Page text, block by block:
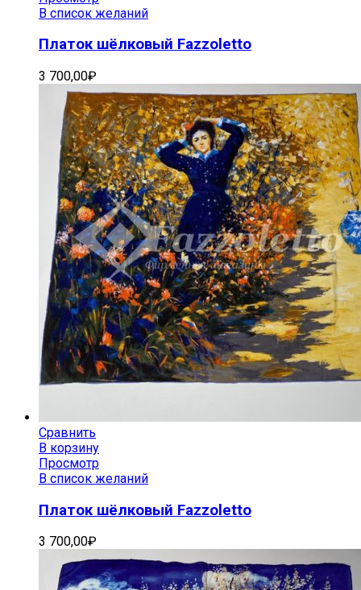
В список желаний
Платок шёлковый Fazzoletto
3 700,00₽
Сравнить
В корзину
Просмотр
В список желаний
Платок шёлковый Fazzoletto
3 700,00₽